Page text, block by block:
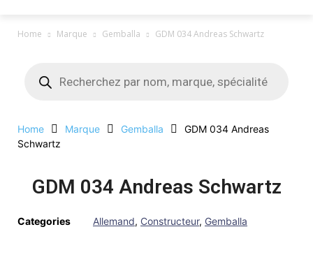
Home Marque Gemballa GDM 034 Andreas Schwartz
Home Marque Gemballa
GDM 034 Andreas
Schwartz
GDM 034 Andreas Schwartz
Categories Allemand, Constructeur, Gemballa